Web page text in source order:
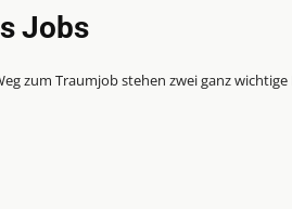
Jobs
zum Traumjob stehen zwei ganz wichtige